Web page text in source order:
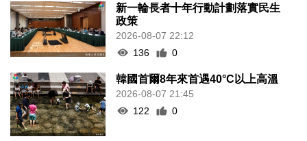
新一輪長者十年行動計劃落實民生
政策
2026-08-07 22:12
136
0
韓國首爾8年來首遇40°C以上高溫
2026-08-07 21:45
122
0